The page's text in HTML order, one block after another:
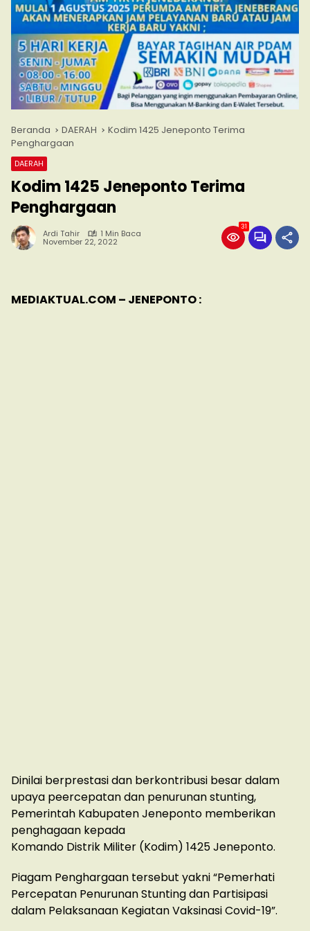
Beranda DAERAH
Kodim 1425 Jeneponto Terima
Penghargaan
DAERAH
Kodim 1425 Jeneponto Terima
Penghargaan
Ardi Tahir 1 Min Baca
November 22, 2022
31
MEDIAKTUAL.COM – JENEPONTO :
Dinilai berprestasi dan berkontribusi besar dalam
upaya peercepatan dan penurunan stunting,
Pemerintah Kabupaten Jeneponto memberikan
penghagaan kepada
Komando Distrik Militer (Kodim) 1425 Jeneponto.
Piagam Penghargaan tersebut yakni “Pemerhati
Percepatan Penurunan Stunting dan Partisipasi
dalam Pelaksanaan Kegiatan Vaksinasi Covid-19”.